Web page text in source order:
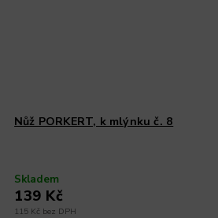
Nůž PORKERT, k mlýnku č. 8
Skladem
115 Kč bez DPH
139 Kč